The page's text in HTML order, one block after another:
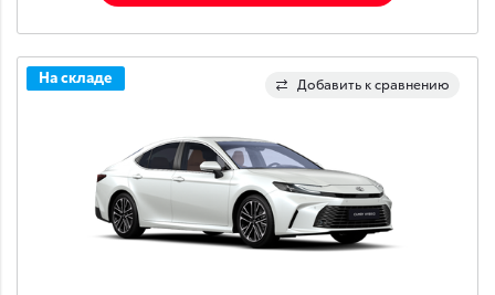
Добавить к сравнению
На складе